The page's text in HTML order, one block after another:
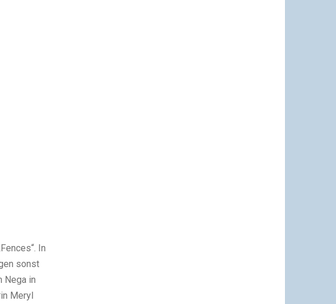
In
sonst
Nega in
Meryl